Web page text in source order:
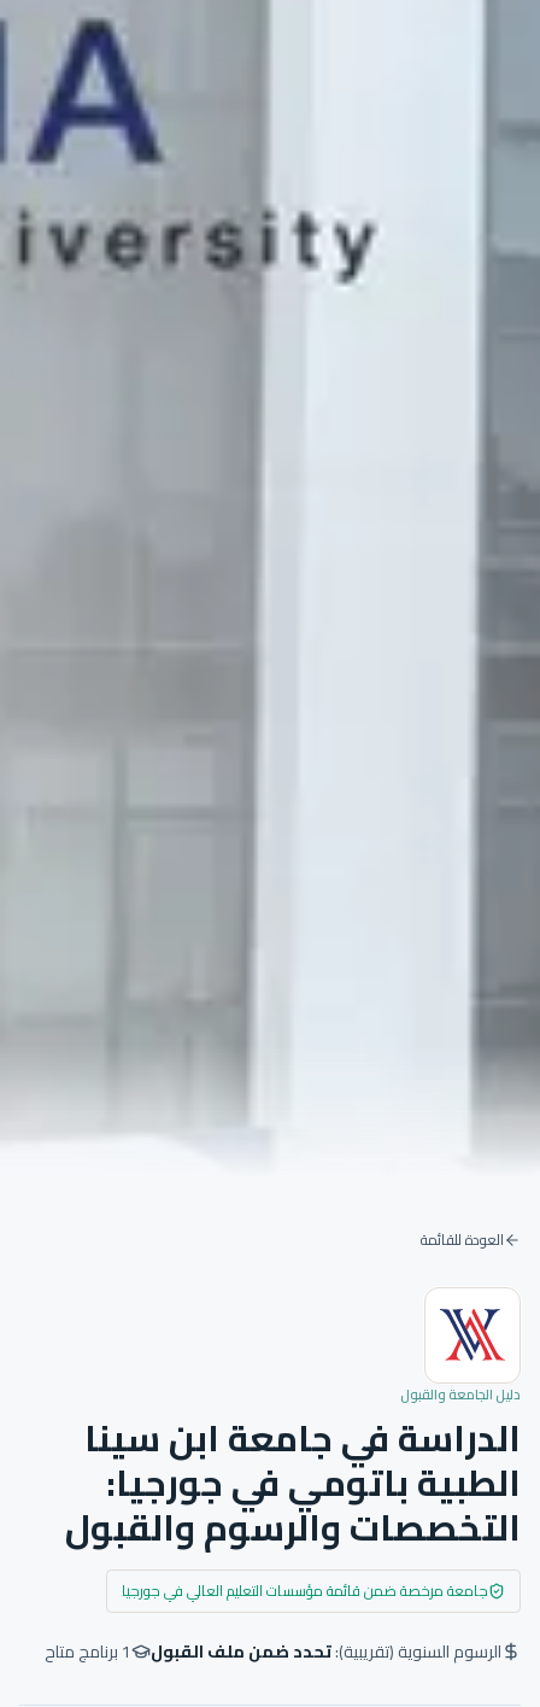
العودة للقائمة
دليل الجامعة والقبول
الدراسة في جامعة ابن سينا
الطبية باتومي في جورجيا:
التخصصات والرسوم والقبول
جامعة مرخصة ضمن قائمة مؤسسات التعليم العالي في جورجيا
الرسوم السنوية (تقريبية):تحدد ضمن ملف القبول 1برنامج متاح